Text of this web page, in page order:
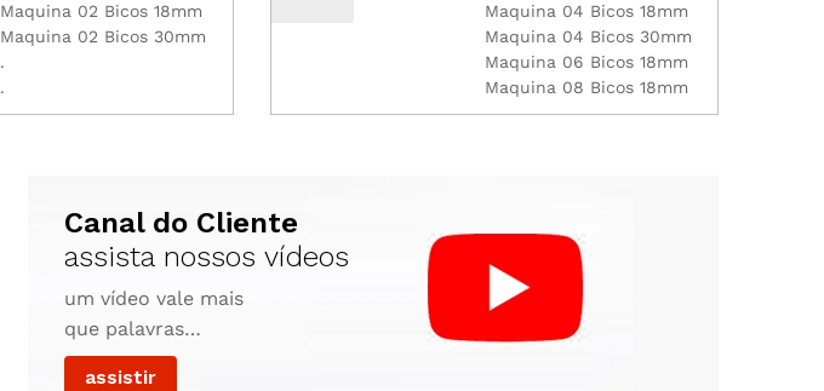
Maquina 02 Bicos 18mm
Maquina 02 Bicos 30mm
.
.
Maquina 04 Bicos 18mm
Maquina 04 Bicos 30mm
Maquina 06 Bicos 18mm
Maquina 08 Bicos 18mm
Canal do Cliente
assista nossos vídeos
um vídeo vale mais
que palavras…
assistir